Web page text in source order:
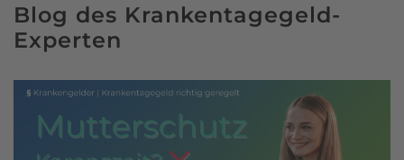
Blog des Krankentagegeld-
Experten